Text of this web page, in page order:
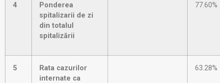
4
Ponderea
spitalizarii de zi
din totalul
spitalizării
77.60%
5
Rata cazurilor
internate ca
63.28%